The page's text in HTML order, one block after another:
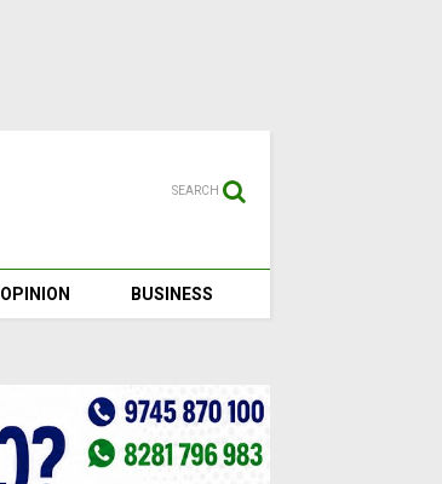
SEARCH
OPINION BUSINESS